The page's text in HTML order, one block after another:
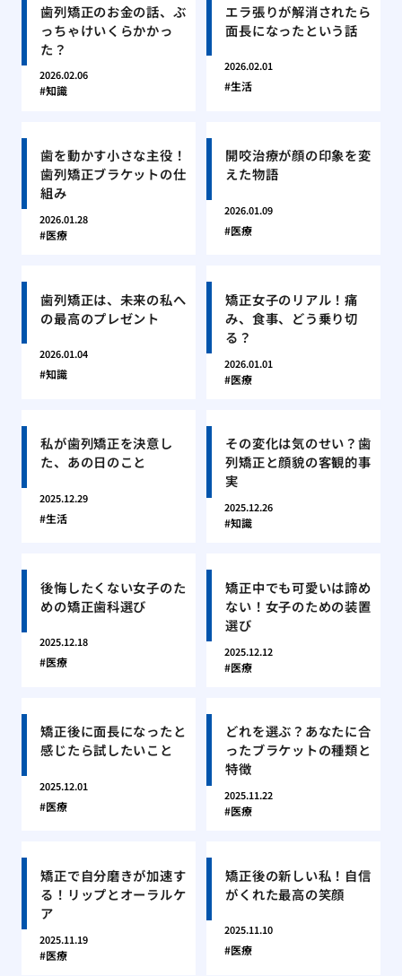
歯列矯正のお金の話、ぶ
っちゃけいくらかかっ
た？
2026.02.06
知識
エラ張りが解消されたら
面長になったという話
2026.02.01
生活
歯を動かす小さな主役！
歯列矯正ブラケットの仕
組み
2026.01.28
医療
開咬治療が顔の印象を変
えた物語
2026.01.09
医療
歯列矯正は、未来の私へ
の最高のプレゼント
2026.01.04
知識
矯正女子のリアル！痛
み、食事、どう乗り切
る？
2026.01.01
医療
私が歯列矯正を決意し
た、あの日のこと
2025.12.29
生活
その変化は気のせい？歯
列矯正と顔貌の客観的事
実
2025.12.26
知識
後悔したくない女子のた
めの矯正歯科選び
2025.12.18
医療
矯正中でも可愛いは諦め
ない！女子のための装置
選び
2025.12.12
医療
矯正後に面長になったと
感じたら試したいこと
2025.12.01
医療
どれを選ぶ？あなたに合
ったブラケットの種類と
特徴
2025.11.22
医療
矯正で自分磨きが加速す
る！リップとオーラルケ
ア
2025.11.19
医療
矯正後の新しい私！自信
がくれた最高の笑顔
2025.11.10
医療